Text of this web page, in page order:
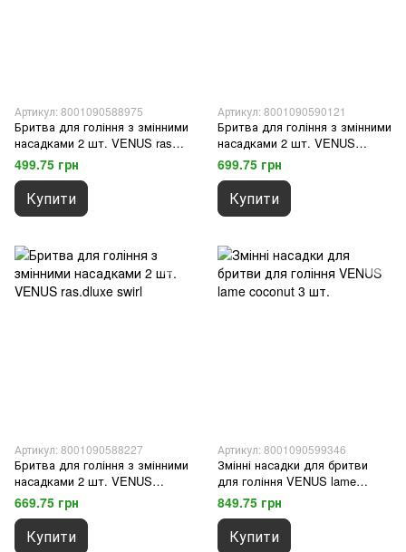
Артикул: 8001090588975
Бритва для гоління з змінними
насадками 2 шт. VENUS rasoio
spa breeze
499.75 грн
Купити
Артикул: 8001090590121
Бритва для гоління з змінними
насадками 2 шт. VENUS
ras.coconut
699.75 грн
Купити
Артикул: 8001090588227
Бритва для гоління з змінними
насадками 2 шт. VENUS
ras.dluxe swirl
669.75 грн
Купити
Артикул: 8001090599346
Змінні насадки для бритви
для гоління VENUS lame
coconut 3 шт.
849.75 грн
Купити